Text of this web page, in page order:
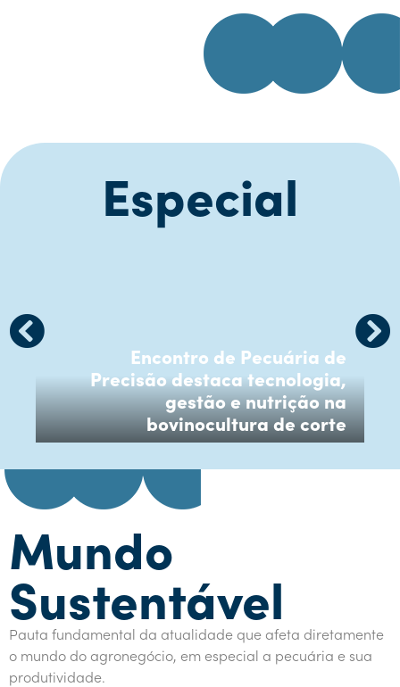
Especial
Encontro de Pecuária de
Precisão destaca tecnologia,
gestão e nutrição na
bovinocultura de corte
Mundo
Sustentável
Pauta fundamental da atualidade que afeta diretamente
o mundo do agronegócio, em especial a pecuária e sua
produtividade.